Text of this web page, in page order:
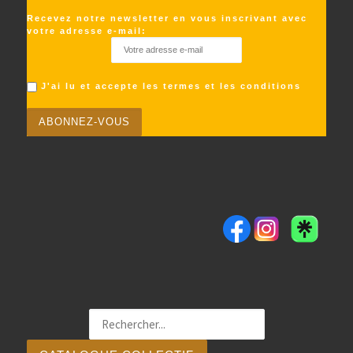
Recevez notre newsletter en vous inscrivant avec
votre adresse e-mail:
J'ai lu et accepte les termes et les conditions